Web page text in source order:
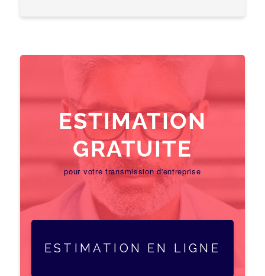
ESTIMATION
GRATUITE
pour votre transmission d'entreprise
ESTIMATION EN LIGNE